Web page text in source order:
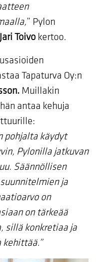
” Pylon
Jari Toivo kertoo.
Tapaturva Oy:n
Muillakin
antaa kehuja
pohjalta käydyt
Pylonilla jatkuvan
Säännöllisen
ja
on
on tärkeää
sillä konkretiaa ja